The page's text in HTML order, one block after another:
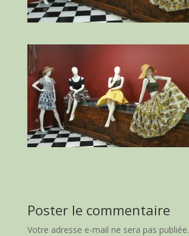
Poster le commentaire
Votre adresse e-mail ne sera pas publiée.